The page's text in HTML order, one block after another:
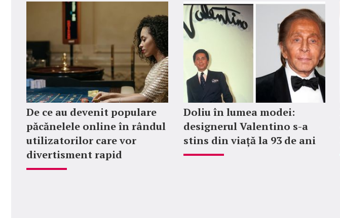
De ce au devenit populare
păcănelele online în rândul
utilizatorilor care vor
divertisment rapid
Doliu în lumea modei:
designerul Valentino s-a
stins din viață la 93 de ani